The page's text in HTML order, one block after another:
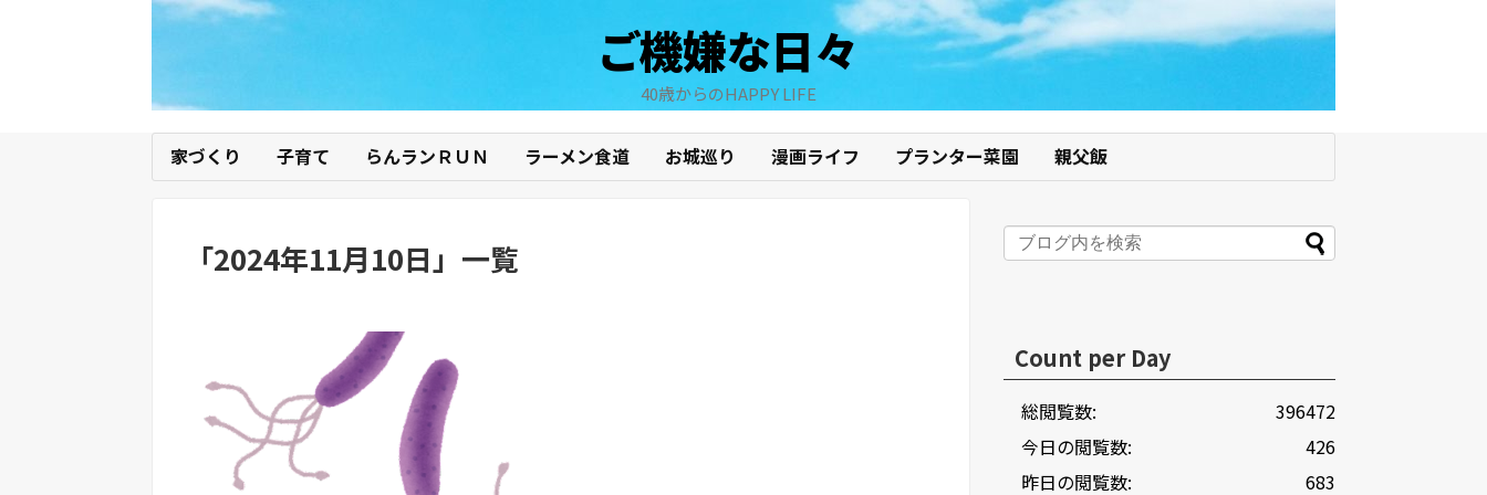
ご機嫌な日々
40歳からのHAPPY LIFE
家づくり 子育て らんランＲＵＮ ラーメン食道 お城巡り 漫画ライフ プランター菜園 親父飯
「2024年11月10日 」 一覧
Count per Day
396472
総閲覧数:
426
今日の閲覧数:
683
昨日の閲覧数: